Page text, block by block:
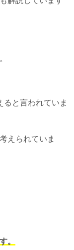
と言われていま
えられていま
。